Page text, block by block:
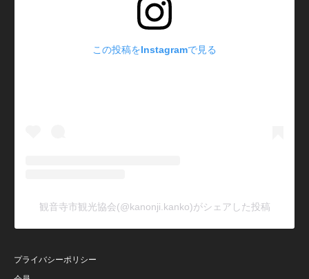
この投稿をInstagramで見る
観音寺市観光協会(@kanonji.kanko)がシェアした投稿
プライバシーポリシー